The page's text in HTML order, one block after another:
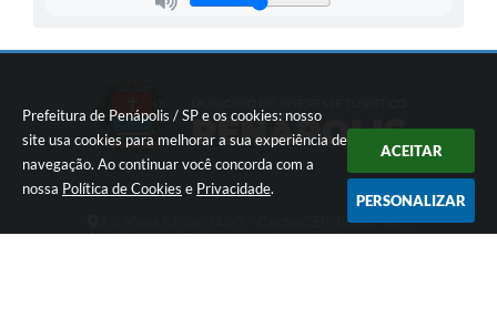
Prefeitura de Penápolis / SP e os cookies: nosso
site usa cookies para melhorar a sua experiência de
navegação. Ao continuar você concorda com a
nossa Política de Cookies e Privacidade.
ACEITAR
PERSONALIZAR
CEP: 16300-005
(18) 3654-2500ouvidoria@penapolis.sp.gov.br